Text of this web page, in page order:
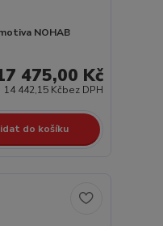
NOHAB
475,00 Kč
14 442,15 Kčbez DPH
do košíku